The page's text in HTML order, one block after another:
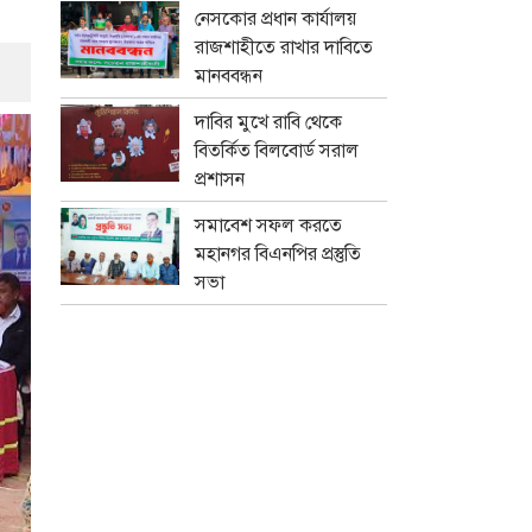
নেসকোর প্রধান কার্যালয়
রাজশাহীতে রাখার দাবিতে
মানববন্ধন
দাবির মুখে রাবি থেকে
বিতর্কিত বিলবোর্ড সরাল
প্রশাসন
সমাবেশ সফল করতে
মহানগর বিএনপির প্রস্তুতি
সভা